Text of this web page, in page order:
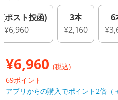
(ポスト投函)
¥6,960
3本
¥2,160
6
¥6,960 (税込)
69ポイント
アプリからの購入でポイント2倍（